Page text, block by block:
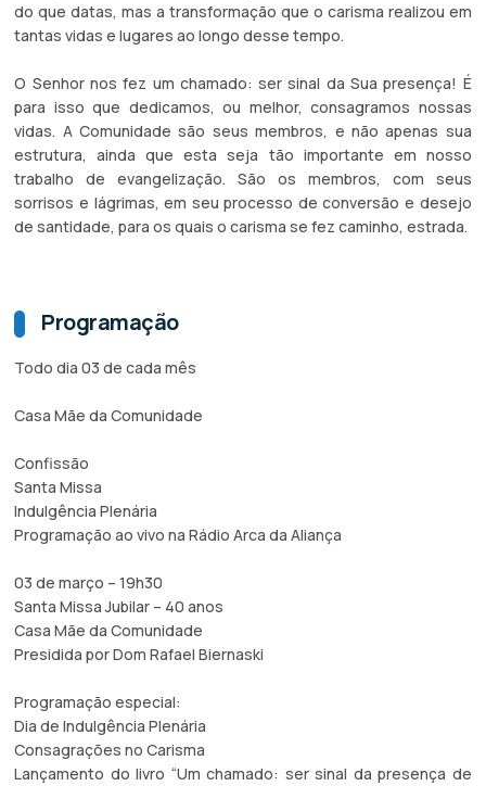
do que datas, mas a transformação que o carisma realizou em
tantas vidas e lugares ao longo desse tempo.
O Senhor nos fez um chamado: ser sinal da Sua presença! É
para isso que dedicamos, ou melhor, consagramos nossas
vidas. A Comunidade são seus membros, e não apenas sua
estrutura, ainda que esta seja tão importante em nosso
trabalho de evangelização. São os membros, com seus
sorrisos e lágrimas, em seu processo de conversão e desejo
de santidade, para os quais o carisma se fez caminho, estrada.
Programação
Todo dia 03 de cada mês
Casa Mãe da Comunidade
Confissão
Santa Missa
Indulgência Plenária
Programação ao vivo na Rádio Arca da Aliança
03 de março – 19h30
Santa Missa Jubilar – 40 anos
Casa Mãe da Comunidade
Presidida por Dom Rafael Biernaski
Programação especial:
Dia de Indulgência Plenária
Consagrações no Carisma
Lançamento do livro “Um chamado: ser sinal da presença de